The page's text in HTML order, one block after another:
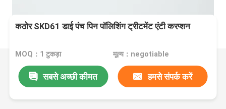
कठोर SKD61 डाई पंच पिन पॉलिशिंग ट्रीटमेंट एंटी करप्शन
MOQ：1 टुकड़ा मूल्य：negotiable
सबसे अच्छी कीमत हमसे संपर्क करें